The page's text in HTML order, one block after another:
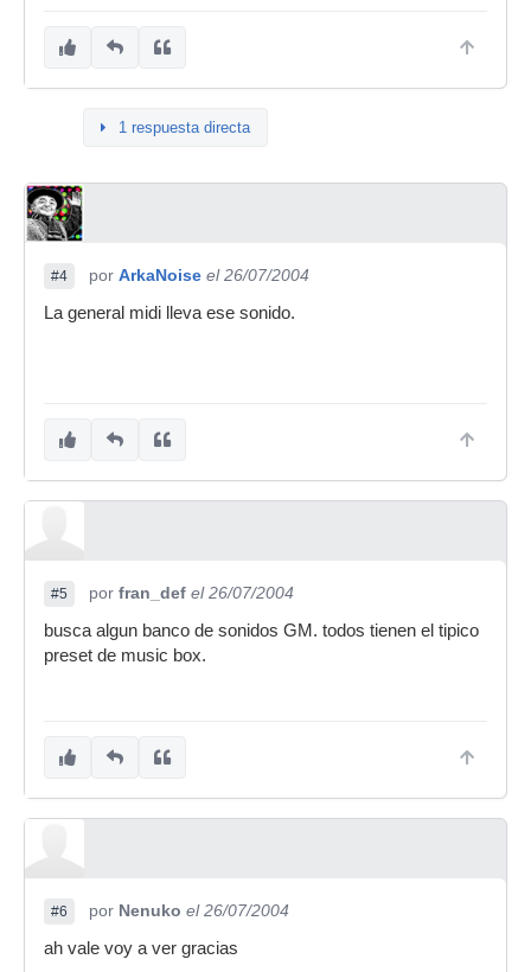
1 respuesta directa
#4 por ArkaNoise el 26/07/2004
La general midi lleva ese sonido.
#5 por fran_def el 26/07/2004
busca algun banco de sonidos GM. todos tienen el tipico
preset de music box.
#6 por Nenuko el 26/07/2004
ah vale voy a ver gracias